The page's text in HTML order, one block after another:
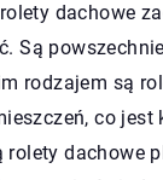
dachowe
Są
rodzajem są
co
rolety dachowe